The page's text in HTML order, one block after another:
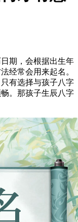
期，会根据出生年
经常会用来起名。
有选择与孩子八字
。那孩子生辰八字